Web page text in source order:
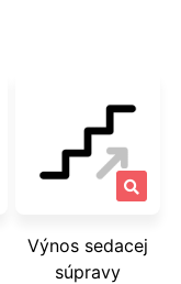
Výnos sedacej
súpravy